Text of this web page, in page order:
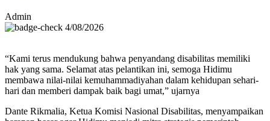
Admin
4/08/2026
“Kami terus mendukung bahwa penyandang disabilitas memiliki
hak yang sama. Selamat atas pelantikan ini, semoga Hidimu
membawa nilai-nilai kemuhammadiyahan dalam kehidupan sehari-
hari dan memberi dampak baik bagi umat,” ujarnya
Dante Rikmalia, Ketua Komisi Nasional Disabilitas, menyampaikan